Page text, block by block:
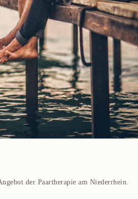
der Paartherapie am Niederrhein.